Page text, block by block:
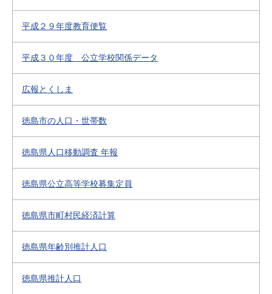
平成２９年度教育便覧
平成３０年度 公立学校関係データ
広報とくしま
徳島市の人口・世帯数
徳島県人口移動調査 年報
徳島県公立高等学校募集定員
徳島県市町村民経済計算
徳島県年齢別推計人口
徳島県推計人口